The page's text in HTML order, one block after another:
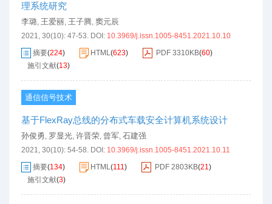
理系统研究
李璐, 王爱丽, 王子腾, 窦元辰
2021, 30(10): 47-53. DOI: 10.3969/j.issn.1005-8451.2021.10.10
摘要(224) HTML(623) PDF 3310KB(60)
施引文献(13)
通信信号技术
基于FlexRay总线的分布式车载安全计算机系统设计
孙俊勇, 罗显光, 许晋荣, 曾军, 石建强
2021, 30(10): 54-58. DOI: 10.3969/j.issn.1005-8451.2021.10.11
摘要(134) HTML(111) PDF 2803KB(21)
施引文献(3)